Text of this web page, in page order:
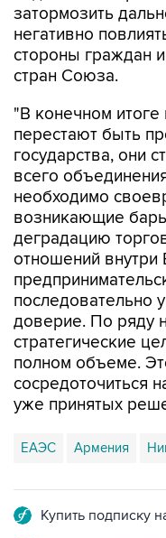
затормозить
негативно
стороны граждан
стран Союза.
"В конечном
перестают быть
государства, они
всего
необходимо
возникающие
деградацию
отношений
последовательно
доверие. По ряду
стратегические
полном объеме.
сосредоточиться
уже принятых
ЕАЭС Армения
Купить подписку